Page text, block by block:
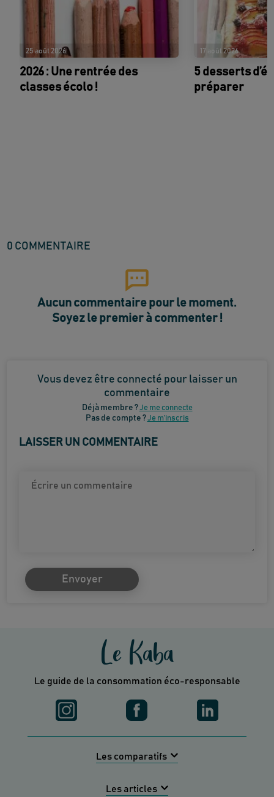
25 août 2026
2026 : Une rentrée des
classes écolo !
17 août 2026
5 desserts
préparer
0 COMMENTAIRE
Aucun commentaire pour le moment.
Soyez le premier à commenter !
Vous devez être connecté pour laisser un
commentaire
Déjà membre ?Je me connecte
Pas de compte ?Je m’inscris
LAISSER UN COMMENTAIRE
Envoyer
Le Kaba
Le guide de la consommation éco-responsable
Les comparatifs
Les articles